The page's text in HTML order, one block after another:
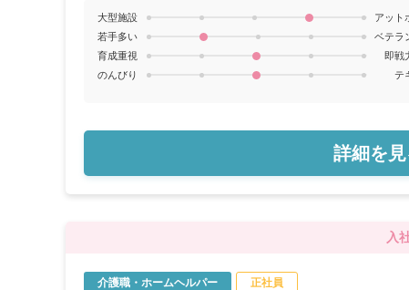
大型施設
アット
若手多い
ベテラ
育成重視
即戦
のんびり
テ
詳細を見
入
介護職・ホームヘルパー 正社員